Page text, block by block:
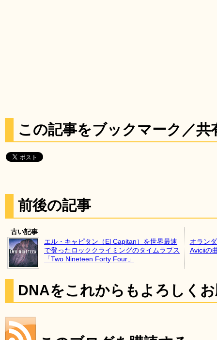
この記事をブックマーク／共
前後の記事
古い記事
エル・キャピタン（El Capitan）を世界最速
で登ったロッククライミングのタイムラプス
「Two Nineteen Forty Four」
オラン
Aviciiの
DNAをこれからもよろしく